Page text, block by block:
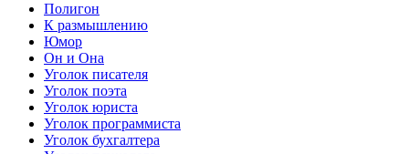
Полигон
К размышлению
Юмор
Он и Она
Уголок писателя
Уголок поэта
Уголок юриста
Уголок программиста
Уголок бухгалтера